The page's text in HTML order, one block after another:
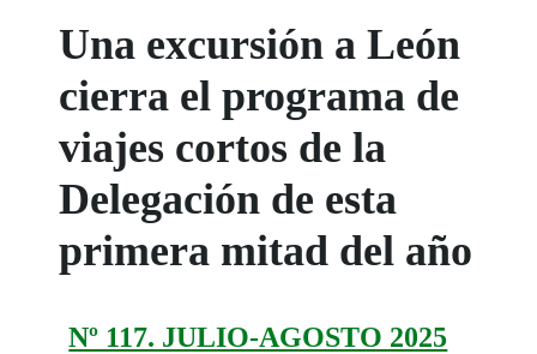
Una excursión a León
cierra el programa de
viajes cortos de la
Delegación de esta
primera mitad del año
Nº 117. JULIO-AGOSTO 2025